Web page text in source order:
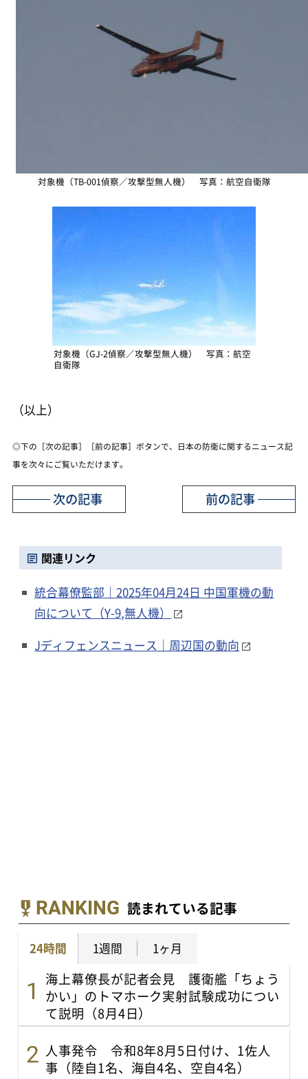
対象機（TB-001偵察／攻撃型無人機） 写真：航空自衛隊
対象機（GJ-2偵察／攻撃型無人機） 写真：航空
自衛隊
（以上）
◎下の［次の記事］［前の記事］ボタンで、日本の防衛に関するニュース記
事を次々にご覧いただけます。
前の記事
次の記事
関連リンク
統合幕僚監部｜2025年04月24日 中国軍機の動
向について（Y-9,無人機）
Jディフェンスニュース｜周辺国の動向
RANKING 読まれている記事
24時間 1週間 1ヶ月
海上幕僚長が記者会見 護衛艦「ちょう
かい」のトマホーク実射試験成功につい
て説明（8月4日）
人事発令 令和8年8月5日付け、1佐人
事（陸自1名、海自4名、空自4名）